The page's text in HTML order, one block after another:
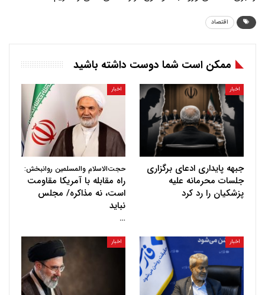
اقتصاد
ممکن است شما دوست داشته باشید
اخبار
جبهه پایداری ادعای برگزاری
جلسات محرمانه علیه
پزشکیان را رد کرد
اخبار
حجت‌الاسلام والمسلمین روانبخش:
راه مقابله با آمریکا مقاومت
است، نه مذاکره/ مجلس
نباید
…
اخبار اخبار